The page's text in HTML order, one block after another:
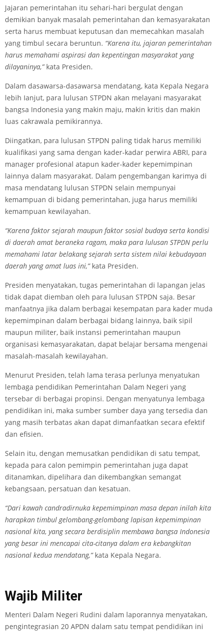
Jajaran pemerintahan itu sehari-hari bergulat dengan
demikian banyak masalah pemerintahan dan kemasyarakatan
serta harus membuat keputusan dan memecahkan masalah
yang timbul secara beruntun. “Karena itu, jajaran pemerintahan
harus memahami aspirasi dan kepentingan masyarakat yang
dilayaninya,”kata Presiden.
Dalam dasawarsa-dasawarsa mendatang, kata Kepala Negara
lebih Ianjut, para lulusan STPDN akan melayani masyarakat
bangsa Indonesia yang makin maju, makin kritis dan makin
luas cakrawala pemikirannya.
Diingatkan, para lulusan STPDN paling tidak harus memiliki
kualifikasi yang sama dengan kader-kadar perwira ABRI, para
manager profesional atapun kader-kader kepemimpinan
lainnya dalam masyarakat. Dalam pengembangan karimya di
masa mendatang lulusan STPDN selain mempunyai
kemampuan di bidang pemerintahan, juga harus memiliki
kemampuan kewilayahan.
“Karena faktor sejarah maupun faktor sosial budaya serta kondisi
di daerah amat beraneka ragam, maka para lulusan STPDN perlu
memahami latar belakang sejarah serta sistem nilai kebudayaan
daerah yang amat luas ini,”kata Presiden.
Presiden menyatakan, tugas pemerintahan di lapangan jelas
tidak dapat diemban oleh para lulusan STPDN saja. Besar
manfaatnya jika dalam berbagai kesempatan para kader muda
kepemimpinan dalam berbagai bidang lainnya, baik sipil
maupun militer, baik instansi pemerintahan maupun
organisasi kemasyarakatan, dapat belajar bersama mengenai
masalah-masalah kewilayahan.
Menurut Presiden, telah lama terasa perlunya menyatukan
lembaga pendidikan Pemerintahan Dalam Negeri yang
tersebar di berbagai propinsi. Dengan menyatunya lembaga
pendidikan ini, maka sumber sumber daya yang tersedia dan
yang masih terbatas akan dapat dimanfaatkan secara efektif
dan efisien.
Selain itu, dengan memusatkan pendidikan di satu tempat,
kepada para calon pemimpin pemerintahan juga dapat
ditanamkan, dipelihara dan dikembangkan semangat
kebangsaan, persatuan dan kesatuan.
“Dari kawah candradirnuka kepemimpinan masa depan inilah kita
harapkan timbul gelombang-gelombang lapisan kepemimpinan
nasional kita, yang secara berdisiplin membawa bangsa Indonesia
yang besar ini mencapai cita-citanya dalam era kebangkitan
nasional kedua mendatang,”kata Kepala Negara.
Wajib Militer
Menteri Dalam Negeri Rudini dalam laporannya menyatakan,
pengintegrasian 20 APDN dalam satu tempat pendidikan ini